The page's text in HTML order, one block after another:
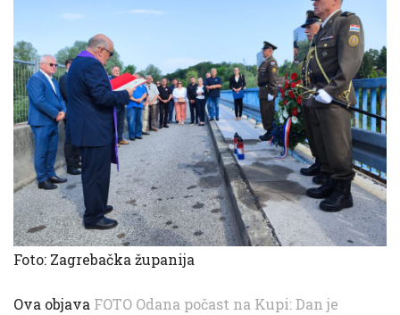
Foto: Zagrebačka županija
Ova objava FOTO Odana počast na Kupi: Dan je